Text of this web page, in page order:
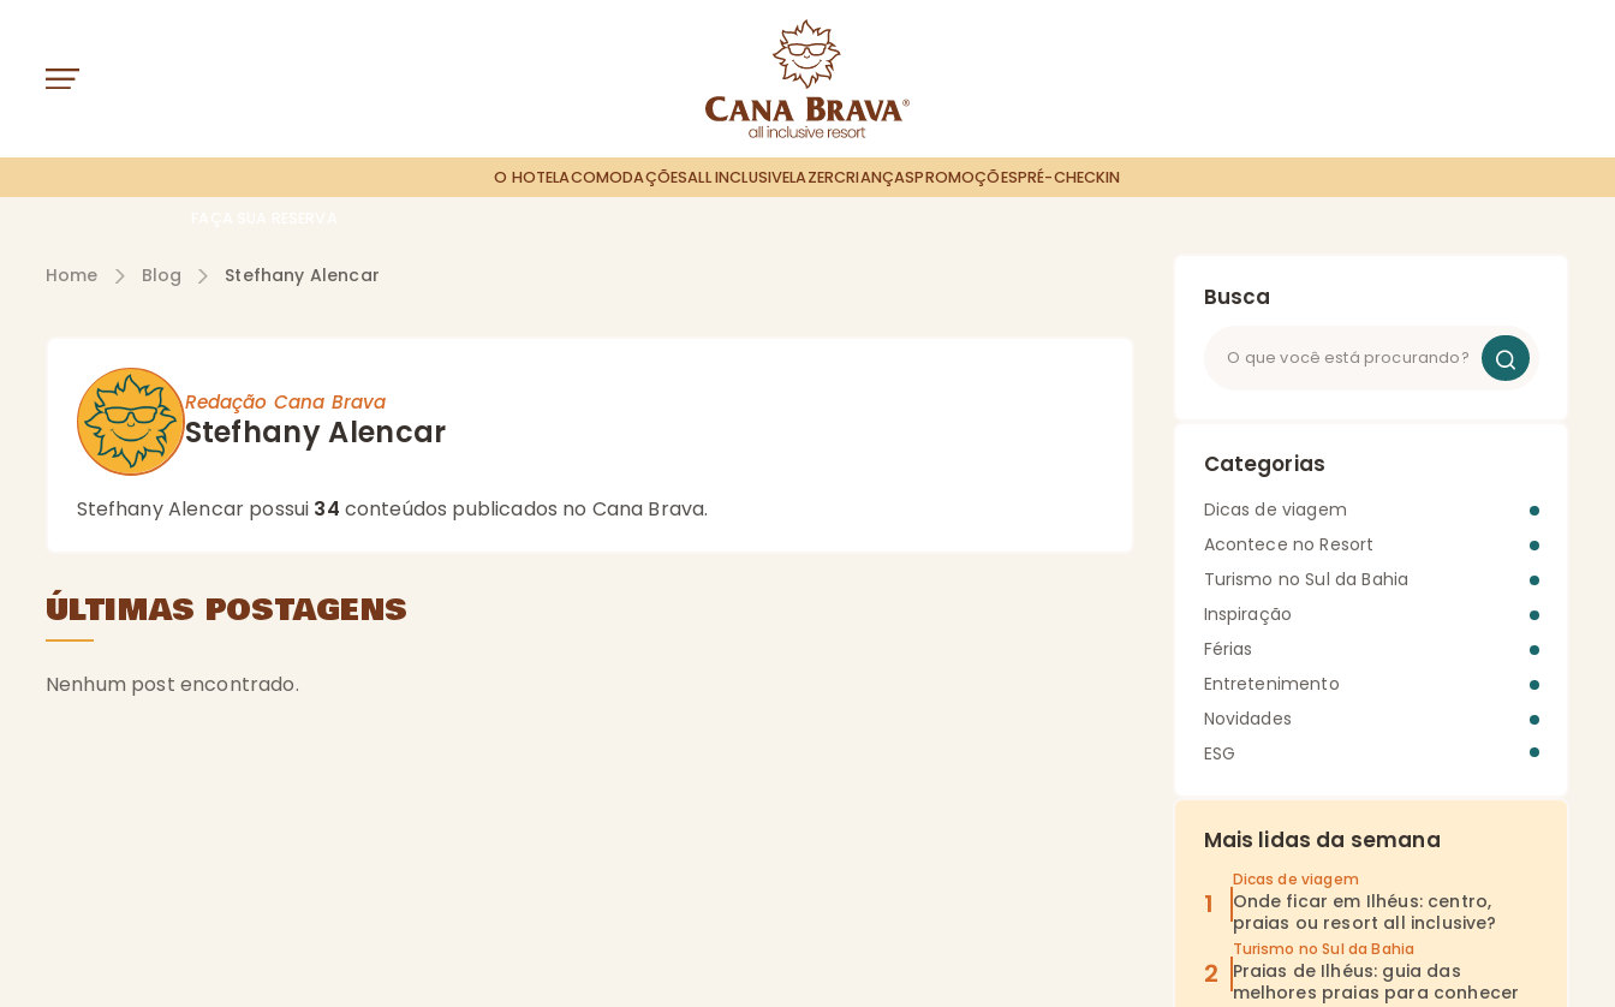
O HOTELACOMODAÇÕESALL INCLUSIVELAZERCRIANÇASPROMOÇÕESPRÉ-CHECKIN
Home Blog Stefhany Alencar
Redação Cana Brava
Stefhany Alencar
Stefhany Alencar possui 34 conteúdos publicados no Cana Brava.
ÚLTIMAS POSTAGENS
Nenhum post encontrado.
Busca
Categorias
Dicas de viagem
Acontece no Resort
Turismo no Sul da Bahia
Inspiração
Férias
Entretenimento
Novidades
ESG
Mais lidas da semana
Dicas de viagem
Onde ficar em Ilhéus: centro,
praias ou resort all inclusive?
Turismo no Sul da Bahia
Praias de Ilhéus: guia das
melhores praias para conhecer